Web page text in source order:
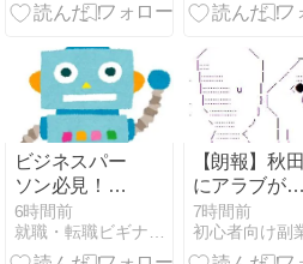
ビジネスパー
ソン必見！自
分に合った占
い師の選び方
6時間前
【朗報】秋田
にアラブが2
兆円の投資決
定
7時間前